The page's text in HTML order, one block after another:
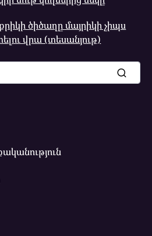
ծիծաղը մայրիկի չիպս
վրա (տեսանյութ)